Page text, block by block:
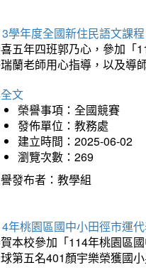
學年度全國新住民語文課
五年四班郭乃心，參加「
蘭老師用心指導，以及導
文
榮譽事項：全國競賽
發佈單位：教務處
建立時間：2025-06-02
瀏覽次數：269
發布者：教學組
年桃園區國中小田徑市運
本校參加「114年桃園區
第五名401顏宇樂榮獲國